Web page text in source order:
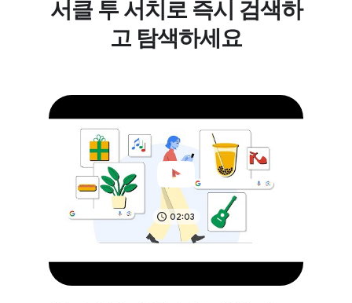
서클 투 서치로 즉시 검색하
고 탐색하세요
02:03